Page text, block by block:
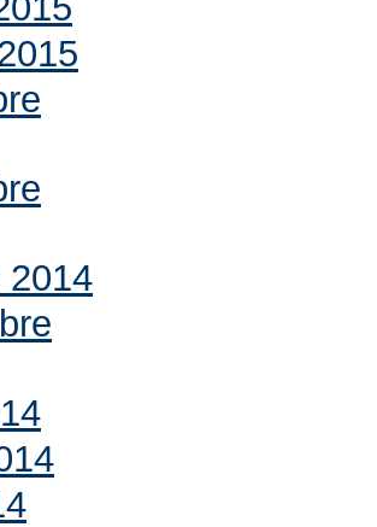
2014